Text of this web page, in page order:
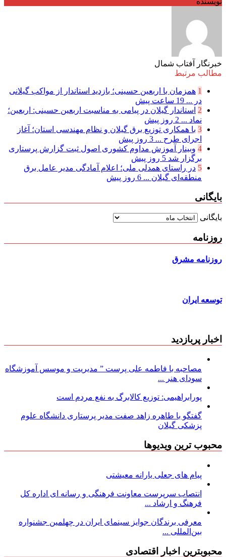
خبرنگار آفتاب شمال
مطالب مرتبط
1 همزمان با اربعین حسینی؛ بازدید استاندار از مواکب گیلانی
در ... 19 ساعت پیش
2 استاندار گیلان در پیامی به مناسبت اربعین حسینی: اربعین؛
نماد ... 2 روز پیش
3 با همکاری توزیع برق گیلان و نظام مهندسی استان؛ آغاز
اجرای طرح ... 3 روز پیش
4 وبینار آموزش مداوم کشوری اصول ثبت گزارش پرستاری
برگزار شد 5 روز پیش
5 در راستای همدلی ملی؛ اعلام آمادگی مدیر عامل برق
منطقه‌ای گیلان ... 6 روز پیش
بایگانی
بایگانی
روزنامه
روزنامه مشرق
توسعه ایران
اخبار پربازدید
مصاحبه با فاطمه علی پرست ” مدیریت و موسس آموزشگاه
سودای هنر ...
پورابراهیمی: توزیع کالابرگ به نفع مردم است
گفتگو با طاهره زاهد صفت مدیر پرستاری دانشگاه علوم
پزشکی گیلان
محبوب ترین ویدیوها
پیام های جعلی یارانه معیشتی
انتصاب سرپرست معاونت فرهنگی و رسانه ای اداره کل
فرهنگ و ارشاد ...
معرفی برندگان جوایز سینمای ایران در چهلمین جشنواره
بین‌المللی ...
محبوبترین اخبار اقتصادی